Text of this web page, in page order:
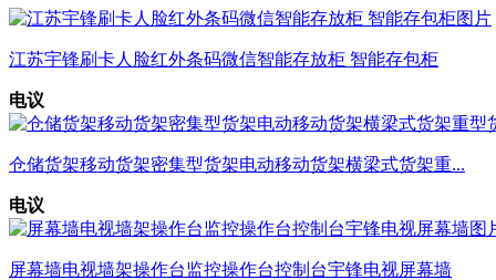
江苏宇锋刷卡人脸红外条码微信智能存放柜 智能存包柜
电议
仓储货架移动货架密集型货架电动移动货架横梁式货架重...
电议
屏幕墙电视墙架操作台监控操作台控制台宇锋电视屏幕墙